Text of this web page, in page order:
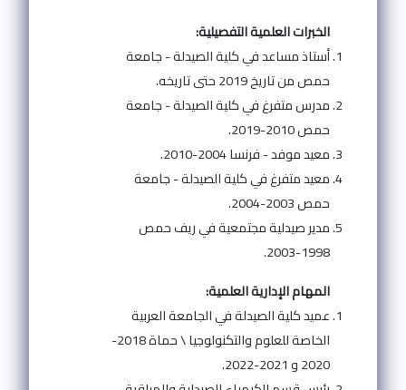
الخبرات العلمية التفصيلية:
أستاذ مساعد في كلية الصيدلة - جامعة
حمص من تاريخ 2019 حتى تاريخه.
مدرس متفرغ في كلية الصيدلة - جامعة
حمص 2010-2019.
معيد موفد - فرنسا 2004-2010.
معيد متفرغ في كلية الصيدلة - جامعة
حمص 2003-2004.
مدير صيدلية مجتمعية في ريف حمص
1998-2003.
المهام الإدارية العلمية:
عميد كلية الصيدلة في الجامعة العربية
الخاصة للعلوم والتكنولوجيا \ حماة 2018-
2020 و 2021-2022.